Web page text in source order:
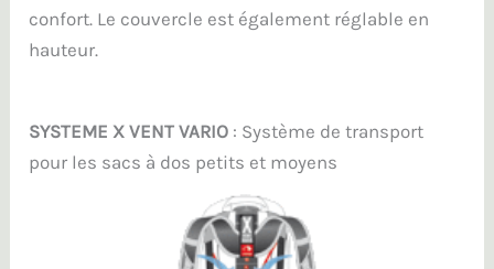
confort. Le couvercle est également réglable en
hauteur.
SYSTEME X VENT VARIO : Système de transport
pour les sacs à dos petits et moyens